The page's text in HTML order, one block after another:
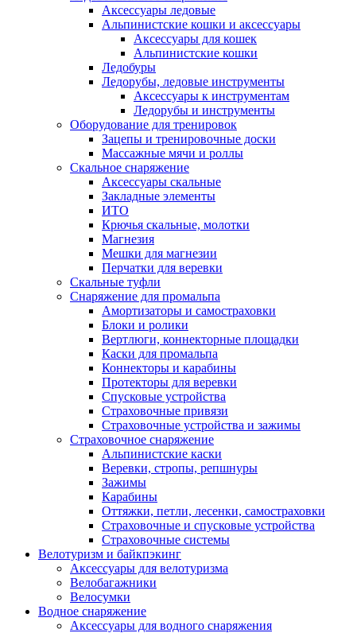
Аксессуары ледовые
Альпинистские кошки и аксессуары
Аксессуары для кошек
Альпинистские кошки
Ледобуры
Ледорубы, ледовые инструменты
Аксессуары к инструментам
Ледорубы и инструменты
Оборудование для тренировок
Зацепы и тренировочные доски
Массажные мячи и роллы
Скальное снаряжение
Аксессуары скальные
Закладные элементы
ИТО
Крючья скальные, молотки
Магнезия
Мешки для магнезии
Перчатки для веревки
Скальные туфли
Снаряжение для промальпа
Амортизаторы и самостраховки
Блоки и ролики
Вертлюги, коннекторные площадки
Каски для промальпа
Коннекторы и карабины
Протекторы для веревки
Спусковые устройства
Страховочные привязи
Страховочные устройства и зажимы
Страховочное снаряжение
Альпинистские каски
Веревки, стропы, репшнуры
Зажимы
Карабины
Оттяжки, петли, лесенки, самостраховки
Страховочные и спусковые устройства
Страховочные системы
Велотуризм и байкпэкинг
Аксессуары для велотуризма
Велобагажники
Велосумки
Водное снаряжение
Аксессуары для водного снаряжения